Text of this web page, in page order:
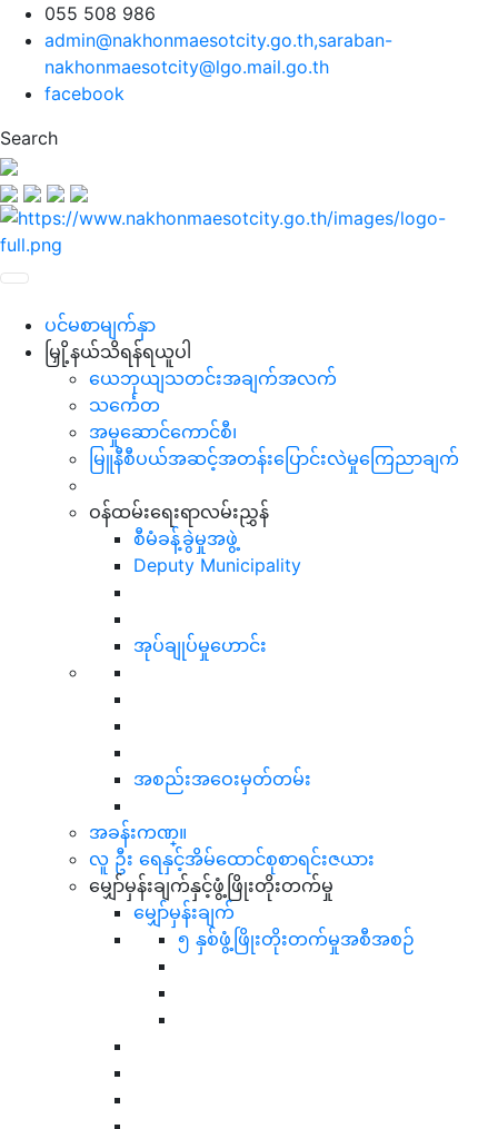
055 508 986
admin@nakhonmaesotcity.go.th,saraban-
nakhonmaesotcity@lgo.mail.go.th
facebook
Search
ပင်မစာမျက်နှာ
မြှို့နယ်သိရန်ရယူပါ
ယေဘုယျသတင်းအချက်အလက်
သင်္ကေတ
အမှုဆောင်ကောင်စီ၊
မြူနီစီပယ်အဆင့်အတန်းပြောင်းလဲမှုကြေညာချက်
ဝန်ထမ်းရေးရာလမ်းညွှန်
စီမံခန့်ခွဲမှုအဖွဲ့
Deputy Municipality
အုပ်ချုပ်မှုဟောင်း
အစည်းအဝေးမှတ်တမ်း
အခန်းကဏ္။
လူ ဦး ရေနှင့်အိမ်ထောင်စုစာရင်းဇယား
မျှော်မှန်းချက်နှင့်ဖွံ့ဖြိုးတိုးတက်မှု
မျှော်မှန်းချက်
၅ နှစ်ဖွံ့ဖြိုးတိုးတက်မှုအစီအစဉ်